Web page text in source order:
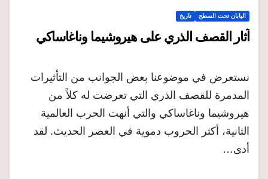
اليابان تحت السطح تاريخ
آثار القصف الذري على هيروشيما وناغاساكي
نستعرض في موضوعنا بعض الجوانب من التأثيرات
المدمرة للقصف الذري التي تعرضت له كلاً من
هيروشيما وناغاساكي والتي أنهت الحرب العالمية
الثانية، أكثر الحروب دموية في العصر الحديث. لقد
أدى…